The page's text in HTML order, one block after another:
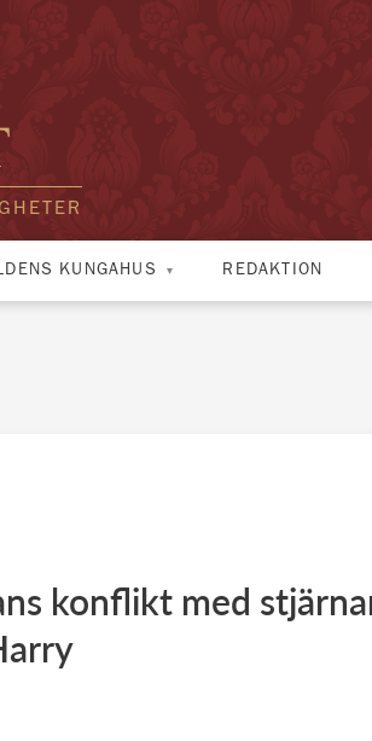
KUNGAHUS REDAKTION
konflikt med